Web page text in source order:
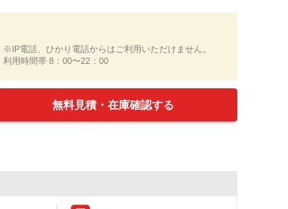
※IP電話、ひかり電話からはご利用いただけません。
利用時間帯 8：00〜22：00
無料見積・在庫確認する